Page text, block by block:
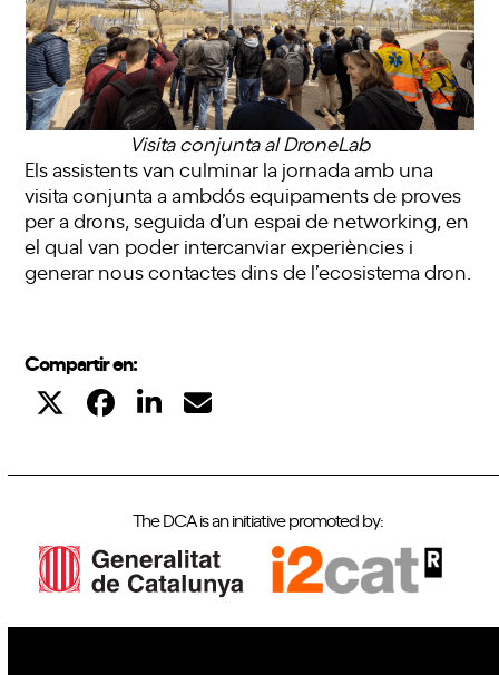
Visita conjunta al DroneLab
Els assistents van culminar la jornada amb una
visita conjunta a ambdós equipaments de proves
per a drons, seguida d’un espai de networking, en
el qual van poder intercanviar experiències i
generar nous contactes dins de l’ecosistema dron.
Compartir en:
The DCA is an initiative promoted by: